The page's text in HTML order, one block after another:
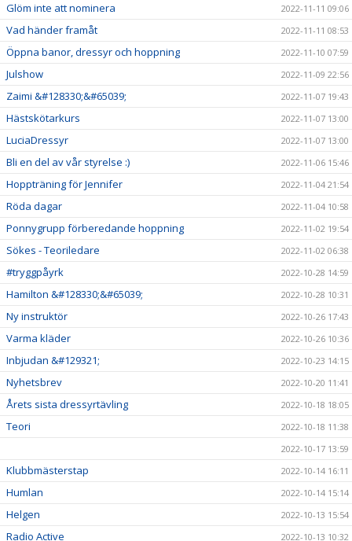
Glöm inte att nominera 2022-11-11 09:06
Vad händer framåt 2022-11-11 08:53
Öppna banor, dressyr och hoppning 2022-11-10 07:59
Julshow 2022-11-09 22:56
Zaimi &#128330;&#65039; 2022-11-07 19:43
Hästskötarkurs 2022-11-07 13:00
LuciaDressyr 2022-11-07 13:00
Bli en del av vår styrelse :) 2022-11-06 15:46
Hoppträning för Jennifer 2022-11-04 21:54
Röda dagar 2022-11-04 10:58
Ponnygrupp förberedande hoppning 2022-11-02 19:54
Sökes - Teoriledare 2022-11-02 06:38
#tryggpåyrk 2022-10-28 14:59
Hamilton &#128330;&#65039; 2022-10-28 10:31
Ny instruktör 2022-10-26 17:43
Varma kläder 2022-10-26 10:36
Inbjudan &#129321; 2022-10-23 14:15
Nyhetsbrev 2022-10-20 11:41
Årets sista dressyrtävling 2022-10-18 18:05
Teori
2022-10-18 11:38
2022-10-17 13:59
Klubbmästerstap 2022-10-14 16:11
Humlan 2022-10-14 15:14
Helgen 2022-10-13 15:54
Radio Active 2022-10-13 10:32